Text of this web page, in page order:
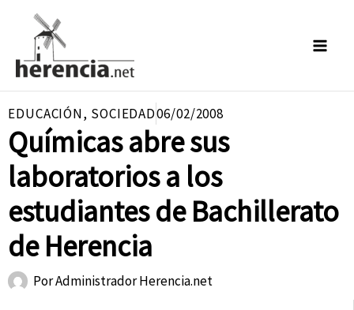
contenido
EDUCACIÓN, SOCIEDAD06/02/2008
Químicas abre sus
laboratorios a los
estudiantes de Bachillerato
de Herencia
PorAdministrador Herencia.net